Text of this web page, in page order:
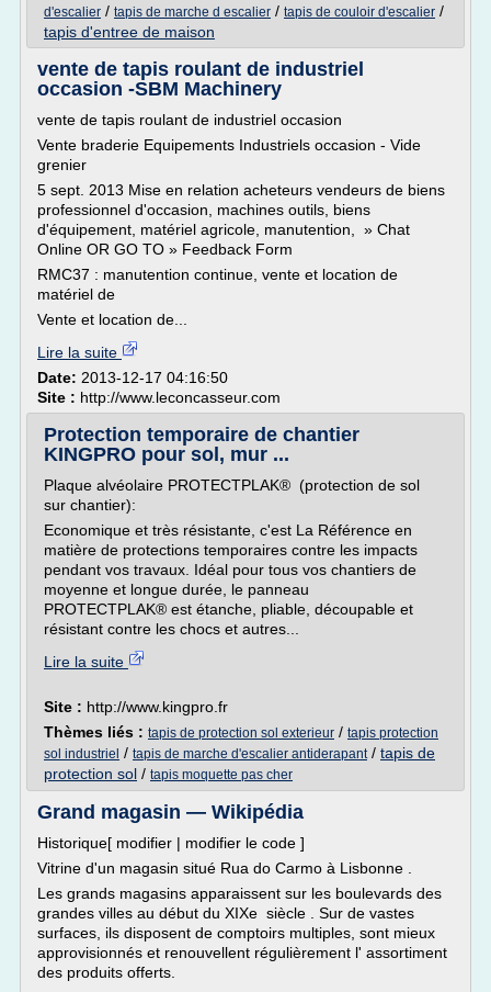
d'escalier / tapis de marche d escalier / tapis de couloir d'escalier /
tapis d'entree de maison
vente de tapis roulant de industriel
occasion -SBM Machinery
vente de tapis roulant de industriel occasion
Vente braderie Equipements Industriels occasion - Vide
grenier
5 sept. 2013 Mise en relation acheteurs vendeurs de biens
professionnel d'occasion, machines outils, biens
d'équipement, matériel agricole, manutention, » Chat
Online OR GO TO » Feedback Form
RMC37 : manutention continue, vente et location de
matériel de
Vente et location de...
Lire la suite
Date: 2013-12-17 04:16:50
Site : http://www.leconcasseur.com
Protection temporaire de chantier
KINGPRO pour sol, mur ...
Plaque alvéolaire PROTECTPLAK® (protection de sol
sur chantier):
Economique et très résistante, c'est La Référence en
matière de protections temporaires contre les impacts
pendant vos travaux. Idéal pour tous vos chantiers de
moyenne et longue durée, le panneau
PROTECTPLAK® est étanche, pliable, découpable et
résistant contre les chocs et autres...
Lire la suite
Site : http://www.kingpro.fr
Thèmes liés : tapis de protection sol exterieur / tapis protection
sol industriel / tapis de marche d'escalier antiderapant/ tapis de
protection sol / tapis moquette pas cher
Grand magasin — Wikipédia
Historique[ modifier | modifier le code ]
Vitrine d'un magasin situé Rua do Carmo à Lisbonne .
Les grands magasins apparaissent sur les boulevards des
grandes villes au début du XIXe siècle . Sur de vastes
surfaces, ils disposent de comptoirs multiples, sont mieux
approvisionnés et renouvellent régulièrement l' assortiment
des produits offerts.